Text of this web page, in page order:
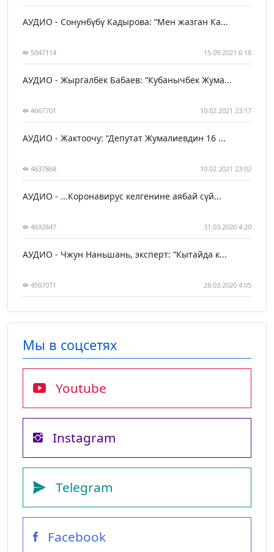
АУДИО - Сонунбүбү Кадырова: “Мен жазган Ка...
5047114 15.09.2021 6:18
АУДИО - Жыргалбек Бабаев: “Кубанычбек Жума...
4667701 10.02.2021 23:17
АУДИО - Жактоочу: “Депутат Жумалиевдин 16 ...
4637868 10.02.2021 23:02
АУДИО - ...Коронавирус келгенине аябай сүй...
4692847 31.03.2020 4:20
АУДИО - Чжун Наньшань, эксперт: “Кытайда к...
4597071 28.03.2020 4:05
Мы в соцсетях
Youtube
Instagram
Telegram
Facebook